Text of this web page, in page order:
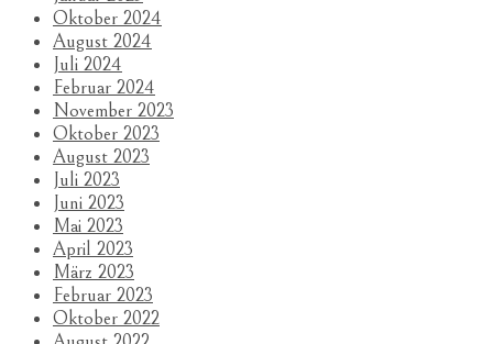
Oktober 2024
August 2024
Juli 2024
Februar 2024
November 2023
Oktober 2023
August 2023
Juli 2023
Juni 2023
Mai 2023
April 2023
März 2023
Februar 2023
Oktober 2022